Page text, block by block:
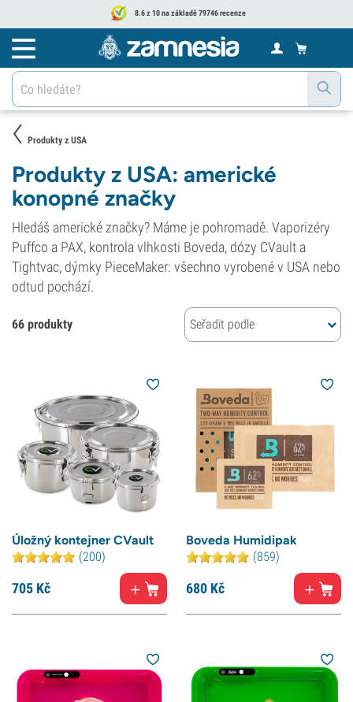
8.6 z 10 na základě 79746 recenze
Produkty z USA
Produkty z USA: americké
konopné značky
Hledáš americké značky? Máme je pohromadě. Vaporizéry
Puffco a PAX, kontrola vlhkosti Boveda, dózy CVault a
Tightvac, dýmky PieceMaker: všechno vyrobené v USA nebo
odtud pochází.
66 produkty Seřadit podle
Úložný kontejner CVault
(200)
705 Kč
Boveda Humidipak
(859)
680 Kč